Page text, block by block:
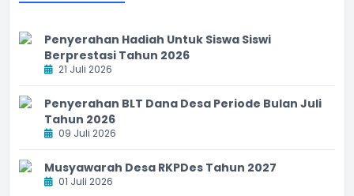
Penyerahan Hadiah Untuk Siswa Siswi
Berprestasi Tahun 2026
21 Juli 2026
Penyerahan BLT Dana Desa Periode Bulan Juli
Tahun 2026
09 Juli 2026
Musyawarah Desa RKPDes Tahun 2027
01 Juli 2026